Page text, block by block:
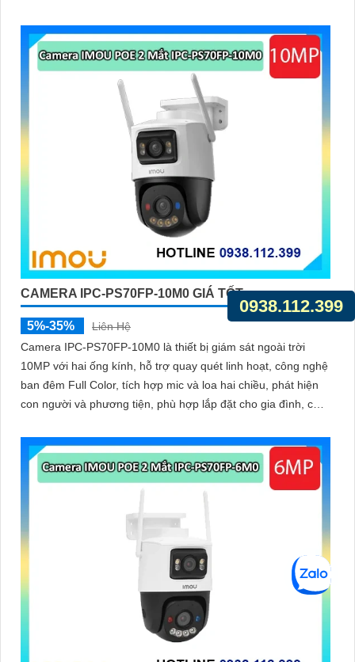
CAMERA IPC-PS70FP-10M0 GIÁ TỐT
5%-35%
Liên Hệ
Camera IPC-PS70FP-10M0 là thiết bị giám sát ngoài trời
10MP với hai ống kính, hỗ trợ quay quét linh hoạt, công nghệ
ban đêm Full Color, tích hợp mic và loa hai chiều, phát hiện
con người và phương tiện, phù hợp lắp đặt cho gia đình, cửa
0938.112.399